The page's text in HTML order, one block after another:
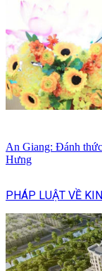
An Giang: Đánh
Hưng
PHÁP LUẬT VỀ